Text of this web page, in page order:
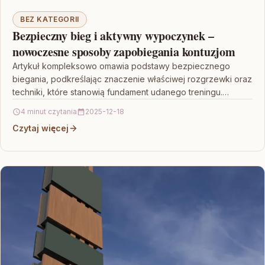
BEZ KATEGORII
Bezpieczny bieg i aktywny wypoczynek –
nowoczesne sposoby zapobiegania kontuzjom
Artykuł kompleksowo omawia podstawy bezpiecznego
biegania, podkreślając znaczenie właściwej rozgrzewki oraz
techniki, które stanowią fundament udanego treningu.
urazom, w…
4 minut czytania 2025-12-18
Czytaj więcej